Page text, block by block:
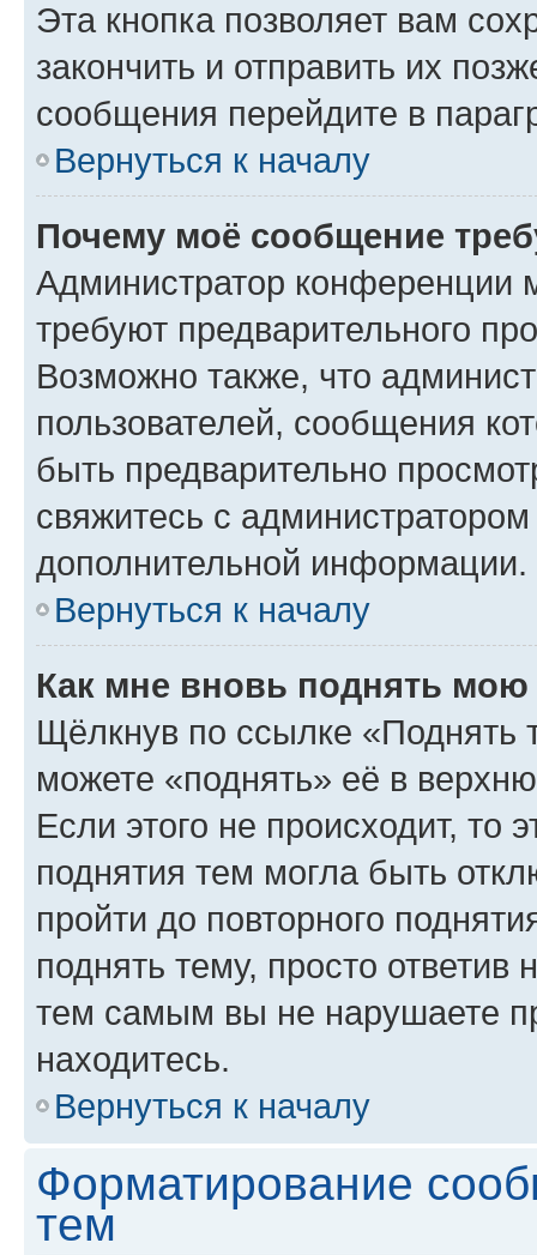
Эта кнопка позволяет вам
закончить и отправить их
сообщения перейдите в
Вернуться к началу
Почему моё сообщение
Администратор конференции
требуют предварительного
Возможно также, что
пользователей, сообщения
быть предварительно
свяжитесь с
дополнительной информации.
Вернуться к началу
Как мне вновь поднять мою
Щёлкнув по ссылке «Поднять
можете «поднять» её в
Если этого не происходит, то
поднятия тем могла быть
пройти до повторного
поднять тему, просто ответив
тем самым вы не нарушаете
находитесь.
Вернуться к началу
Форматирование
тем